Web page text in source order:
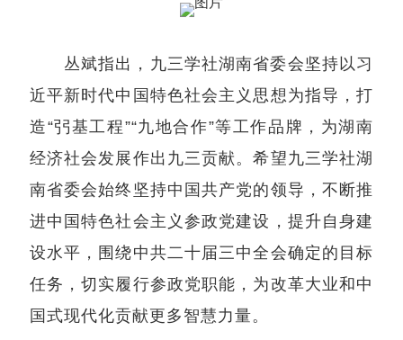
丛斌指出，九三学社湖南省委会坚持以习
近平新时代中国特色社会主义思想为指导，打
造“弜基工程”“九地合作”等工作品牌，为湖南
经济社会发展作出九三贡献。希望九三学社湖
南省委会始终坚持中国共产党的领导，不断推
进中国特色社会主义参政党建设，提升自身建
设水平，围绕中共二十届三中全会确定的目标
任务，切实履行参政党职能，为改革大业和中
国式现代化贡献更多智慧力量。